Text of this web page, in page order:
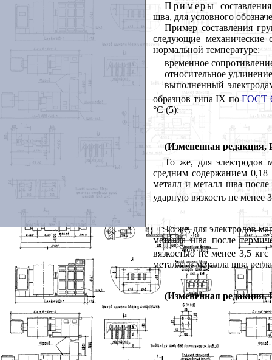
Примеры
шва, для условного
Пример составления
следующие механические
нормальной температуре:
временное
относительное
выполненный
образцов типа IX поГОСТ
°С (5):
(Измененная
То же, для электродов
средним содержанием
металл и металл шва
ударную вязкость не менее
То же, для электродов
металла шва после
вязкостью не менее 3,5
металла и металла шва
(Измененная